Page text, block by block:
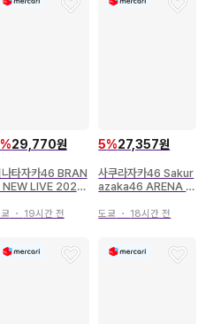
%29,770원
나타자카46 BRAN
NEW LIVE 2025
] 시모다 이즈키
・ 19시간 전
5%27,357원
사쿠라자카46 Sakur
azaka46 ARENA T
t's lonesome?- 모
도쿄 ・ 18시간 전